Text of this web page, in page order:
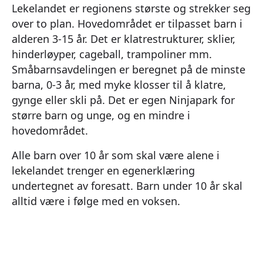
Lekelandet er regionens største og strekker seg
over to plan. Hovedområdet er tilpasset barn i
alderen 3-15 år. Det er klatrestrukturer, sklier,
hinderløyper, cageball, trampoliner mm.
Småbarnsavdelingen er beregnet på de minste
barna, 0-3 år, med myke klosser til å klatre,
gynge eller skli på. Det er egen Ninjapark for
større barn og unge, og en mindre i
hovedområdet.
Alle barn over 10 år som skal være alene i
lekelandet trenger en egenerklæring
undertegnet av foresatt. Barn under 10 år skal
alltid være i følge med en voksen.